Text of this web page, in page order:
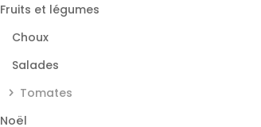
Fruits et légumes
Choux
Salades
Tomates
Noël